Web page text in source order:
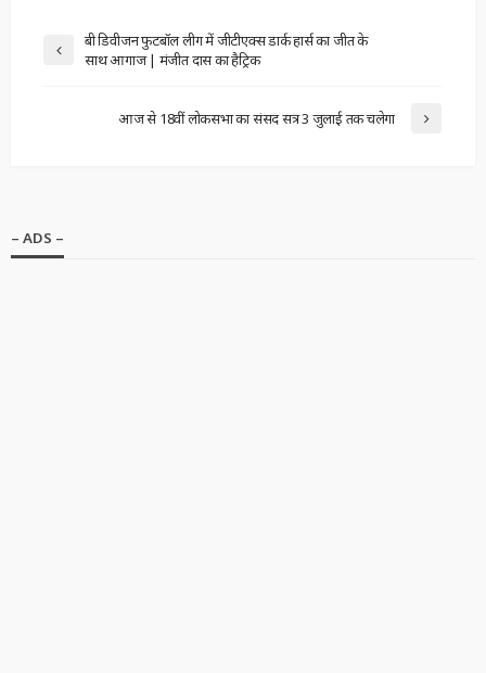
बी डिवीजन फुटबॉल लीग में जीटीएक्स डार्क हार्स का जीत के
साथ आगाज | मंजीत दास का हैट्रिक
आज से 18वीं लोकसभा का संसद सत्र 3 जुलाई तक चलेगा
– ADS –